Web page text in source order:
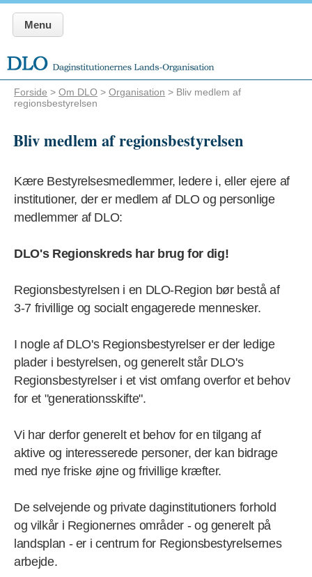
Menu
Forside >Om DLO >Organisation > Bliv medlem af
regionsbestyrelsen
Bliv medlem af regionsbestyrelsen
Kære Bestyrelsesmedlemmer, ledere i, eller ejere af
institutioner, der er medlem af DLO og personlige
medlemmer af DLO:
DLO's Regionskreds har brug for dig!
Regionsbestyrelsen i en DLO-Region bør bestå af
3-7 frivillige og socialt engagerede mennesker.
I nogle af DLO's Regionsbestyrelser er der ledige
plader i bestyrelsen, og generelt står DLO's
Regionsbestyrelser i et vist omfang overfor et behov
for et "generationsskifte".
Vi har derfor generelt et behov for en tilgang af
aktive og interesserede personer, der kan bidrage
med nye friske øjne og frivillige kræfter.
De selvejende og private daginstitutioners forhold
og vilkår i Regionernes områder - og generelt på
landsplan - er i centrum for Regionsbestyrelsernes
arbejde.